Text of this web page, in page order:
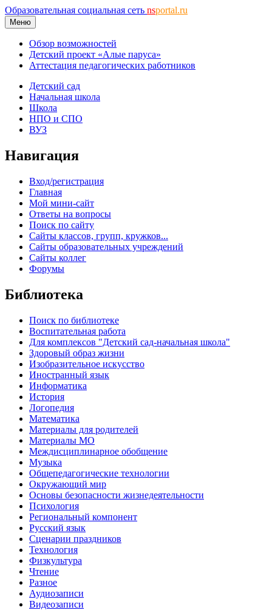
Образовательная социальная сеть nsportal.ru
Меню
Обзор возможностей
Детский проект «Алые паруса»
Аттестация педагогических работников
Детский сад
Начальная школа
Школа
НПО и СПО
ВУЗ
Навигация
Вход/регистрация
Главная
Мой мини-сайт
Ответы на вопросы
Поиск по сайту
Сайты классов, групп, кружков...
Сайты образовательных учреждений
Сайты коллег
Форумы
Библиотека
Поиск по библиотеке
Воспитательная работа
Для комплексов "Детский сад-начальная школа"
Здоровый образ жизни
Изобразительное искусство
Иностранный язык
Информатика
История
Логопедия
Математика
Материалы для родителей
Материалы МО
Междисциплинарное обобщение
Музыка
Общепедагогические технологии
Окружающий мир
Основы безопасности жизнедеятельности
Психология
Региональный компонент
Русский язык
Сценарии праздников
Технология
Физкультура
Чтение
Разное
Аудиозаписи
Видеозаписи